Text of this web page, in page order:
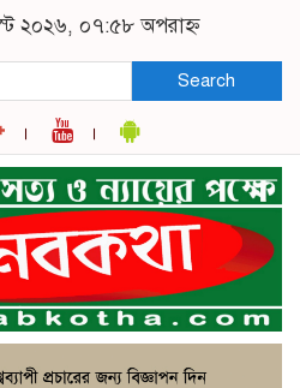
২০২৬, ০৭:৫৮ অপরাহ্ন
Search